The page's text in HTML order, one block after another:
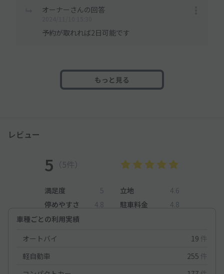
オーナーさんの回答
予約が取れれば2日可能です
もっと見る
レビュー
5 （5件）
満足度 5 立地
4.6
停めやすさ
4.8 駐車料金
4.8
車種ごとの利用実績
オートバイ
19 件
軽自動車
255 件